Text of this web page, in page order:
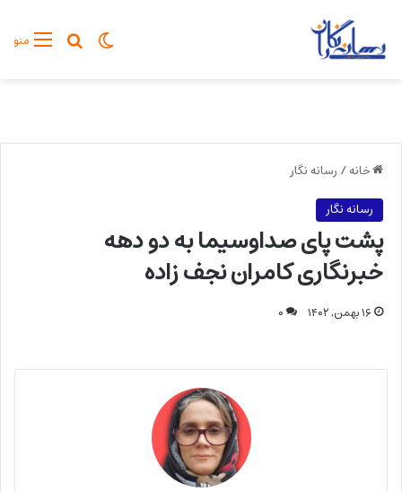
منوجستجو
تغییر پوسته
خانه/ رسانه نگار
رسانه نگار
پشت پای صداوسیما به دو دهه
خبرنگاری کامران نجف زاده
۱۶ بهمن, ۱۴۰۲ ۰